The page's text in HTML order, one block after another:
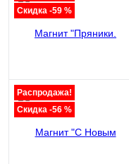
Скидка -59 %
Распродажа!
Скидка -56 %